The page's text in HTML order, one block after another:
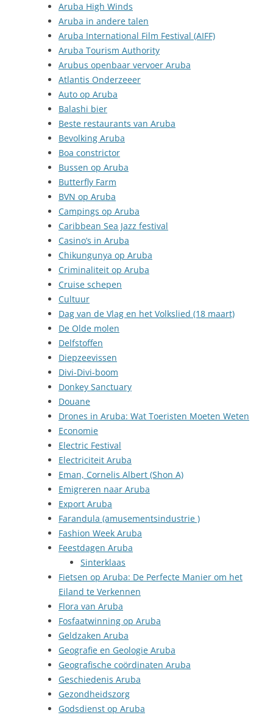
Aruba High Winds
Aruba in andere talen
Aruba International Film Festival (AIFF)
Aruba Tourism Authority
Arubus openbaar vervoer Aruba
Atlantis Onderzeeer
Auto op Aruba
Balashi bier
Beste restaurants van Aruba
Bevolking Aruba
Boa constrictor
Bussen op Aruba
Butterfly Farm
BVN op Aruba
Campings op Aruba
Caribbean Sea Jazz festival
Casino’s in Aruba
Chikungunya op Aruba
Criminaliteit op Aruba
Cruise schepen
Cultuur
Dag van de Vlag en het Volkslied (18 maart)
De Olde molen
Delfstoffen
Diepzeevissen
Divi-Divi-boom
Donkey Sanctuary
Douane
Drones in Aruba: Wat Toeristen Moeten Weten
Economie
Electric Festival
Electriciteit Aruba
Eman, Cornelis Albert (Shon A)
Emigreren naar Aruba
Export Aruba
Farandula (amusementsindustrie )
Fashion Week Aruba
Feestdagen Aruba
Sinterklaas
Fietsen op Aruba: De Perfecte Manier om het
Eiland te Verkennen
Flora van Aruba
Fosfaatwinning op Aruba
Geldzaken Aruba
Geografie en Geologie Aruba
Geografische coördinaten Aruba
Geschiedenis Aruba
Gezondheidszorg
Godsdienst op Aruba